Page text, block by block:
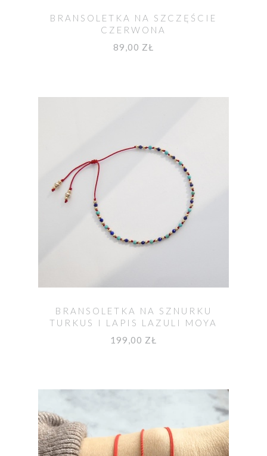
BRANSOLETKA NA SZCZĘŚCIE
CZERWONA
89,00 ZŁ
BRANSOLETKA NA SZNURKU
TURKUS I LAPIS LAZULI MOYA
199,00 ZŁ